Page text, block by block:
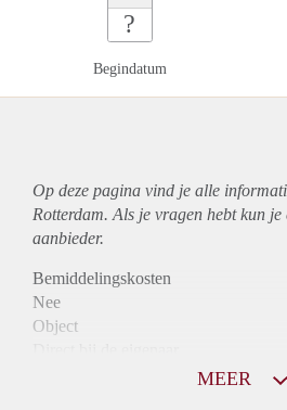
?
Begindatum
Op deze pagina vind je alle
Rotterdam. Als je vragen hebt kun
aanbieder.
Bemiddelingskosten
Nee
Object
MEER